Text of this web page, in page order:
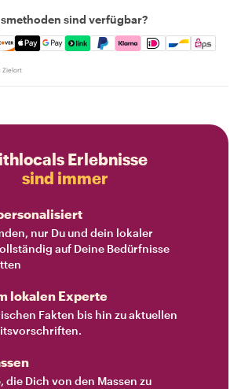
sind verfügbar?
Amex, Discover, Apple Pay, Google
Zielort
Erlebnisse
sind immer
nur Du und dein lokaler
auf Deine Bedürfnisse
lokalen Experte
Fakten bis hin zu aktuellen
die Dich von den Massen zu